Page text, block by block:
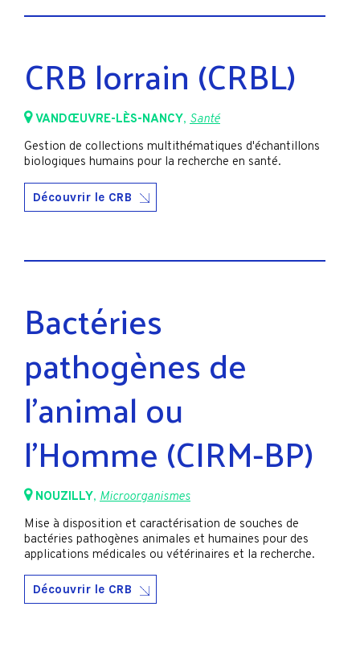
CRB lorrain (CRBL)
VANDŒUVRE-LÈS-NANCY, Santé
Gestion de collections multithématiques d'échantillons
biologiques humains pour la recherche en santé.
Découvrir le CRB
Bactéries
pathogènes de
l’animal ou
l’Homme (CIRM-BP)
NOUZILLY, Microorganismes
Mise à disposition et caractérisation de souches de
bactéries pathogènes animales et humaines pour des
applications médicales ou vétérinaires et la recherche.
Découvrir le CRB